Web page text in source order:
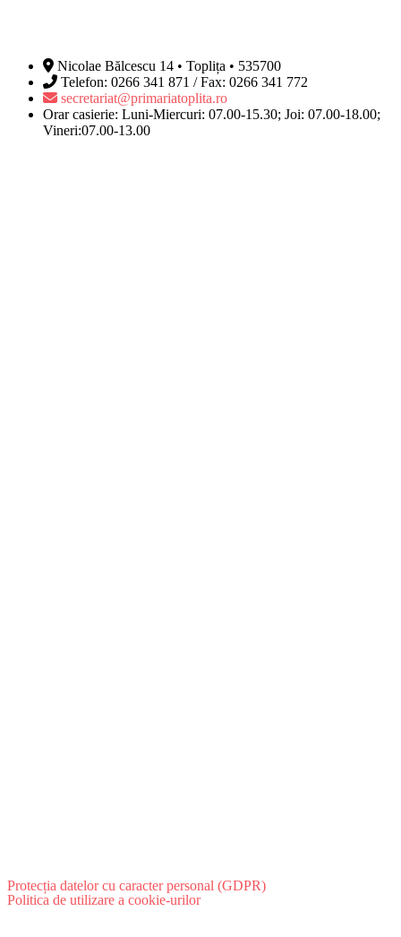
Nicolae Bălcescu 14 • Toplița • 535700
Telefon: 0266 341 871 / Fax: 0266 341 772
secretariat@primariatoplita.ro
Orar casierie: Luni-Miercuri: 07.00-15.30; Joi: 07.00-18.00;
Vineri:07.00-13.00
Protecția datelor cu caracter personal (GDPR)
Politica de utilizare a cookie-urilor